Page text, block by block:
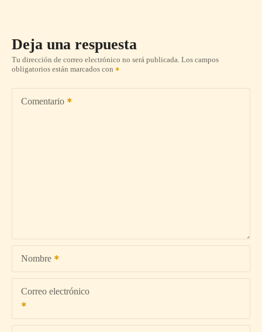
Deja una respuesta
Tu dirección de correo electrónico no será publicada. Los campos
obligatorios están marcados con
Comentario
Nombre
Correo electrónico